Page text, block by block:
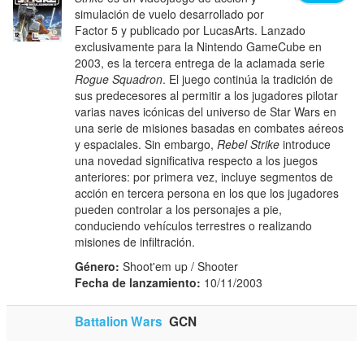
simulación de vuelo desarrollado por
Factor 5 y publicado por LucasArts. Lanzado
exclusivamente para la Nintendo GameCube en
2003, es la tercera entrega de la aclamada serie
Rogue Squadron. El juego continúa la tradición de
sus predecesores al permitir a los jugadores pilotar
varias naves icónicas del universo de Star Wars en
una serie de misiones basadas en combates aéreos
y espaciales. Sin embargo, Rebel Strike introduce
una novedad significativa respecto a los juegos
anteriores: por primera vez, incluye segmentos de
acción en tercera persona en los que los jugadores
pueden controlar a los personajes a pie,
conduciendo vehículos terrestres o realizando
misiones de infiltración.
Género: Shoot'em up / Shooter
Fecha de lanzamiento: 10/11/2003
Battalion Wars GCN